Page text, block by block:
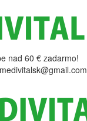
nad 60 € zadarmo!
medivitalsk@gmail.com